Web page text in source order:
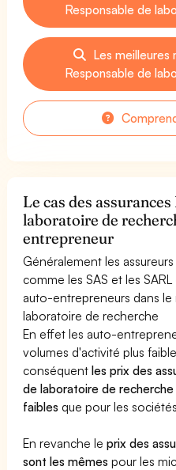
Responsable de
Les meilleures
Responsable de
Le cas des
laboratoire de
entrepreneur
Généralement les
comme les SAS et les
auto-entrepreneurs dans
laboratoire de recherche
En effet les auto-
volumes d'activité plus
conséquentles prix des
de laboratoire de
faibles que pour les
En revanche leprix des
sont les mêmes pour les